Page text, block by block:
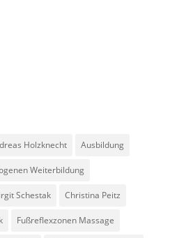
Holzknecht Ausbildung
Weiterbildung
Schestak Christina Peitz
Fußreflexzonen Massage